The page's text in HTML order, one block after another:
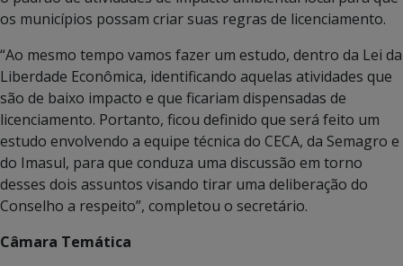
os municípios possam criar suas regras de licenciamento.
“Ao mesmo tempo vamos fazer um estudo, dentro da Lei da
Liberdade Econômica, identificando aquelas atividades que
são de baixo impacto e que ficariam dispensadas de
licenciamento. Portanto, ficou definido que será feito um
estudo envolvendo a equipe técnica do CECA, da Semagro e
do Imasul, para que conduza uma discussão em torno
desses dois assuntos visando tirar uma deliberação do
Conselho a respeito”, completou o secretário.
Câmara Temática